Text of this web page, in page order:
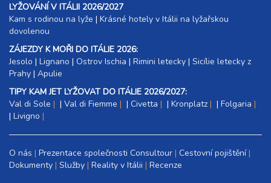
LYŽOVÁNÍ V ITÁLII 2026/2027
Kam s rodinou na lyže |​ Krásné hotely v Itálii na lyžařskou
dovolenou
ZÁJEZDY K MOŘI DO ITÁLIE 2026:
Jesolo | Lignano | Ostrov Ischia | Rimini letecky | Sicílie letecky z
Prahy | Apulie
TIPY KAM JET LYŽOVAT DO ITÁLIE 2026/2027:
Val di Sole
| Val di Fiemme | Civetta | Kronplatz | Folgaria
| Livigno
O nás Prezentace společnosti Consultour Cestovní pojištění
Dokumenty Služby Reality v Itálii Recenze